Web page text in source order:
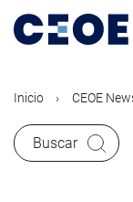
contenido
Inicio CEOE
Buscar